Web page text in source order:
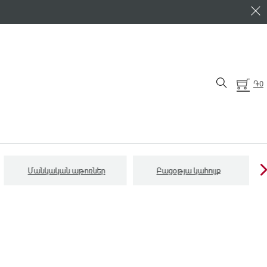
֏0
Մանկական աթոռներ Բացօթյա կահույք